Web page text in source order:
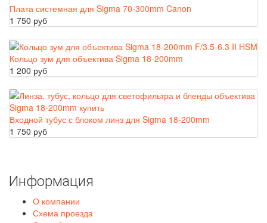
Плата системная для Sigma 70-300mm Canon
1 750 руб
Кольцо зум для объектива Sigma 18-200mm
1 200 руб
Входной тубус с блоком линз для Sigma 18-200mm
1 750 руб
Информация
О компании
Схема проезда